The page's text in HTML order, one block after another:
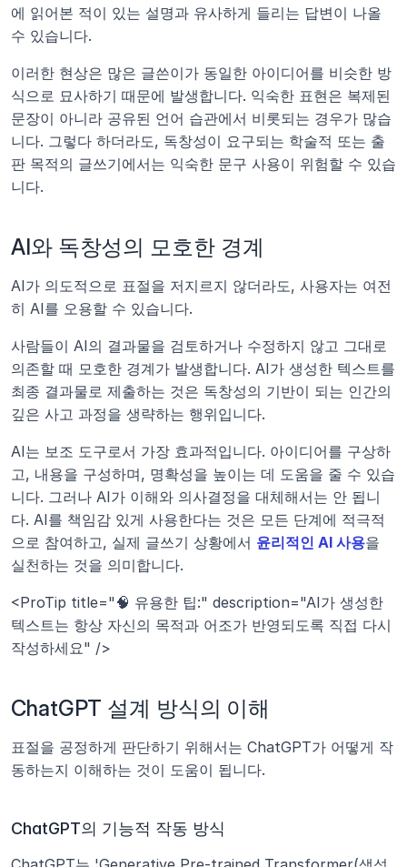
에 읽어본 적이 있는 설명과 유사하게 들리는 답변이 나올
수 있습니다.
이러한 현상은 많은 글쓴이가 동일한 아이디어를 비슷한 방
식으로 묘사하기 때문에 발생합니다. 익숙한 표현은 복제된
문장이 아니라 공유된 언어 습관에서 비롯되는 경우가 많습
니다. 그렇다 하더라도, 독창성이 요구되는 학술적 또는 출
판 목적의 글쓰기에서는 익숙한 문구 사용이 위험할 수 있습
니다.
AI와 독창성의 모호한 경계
AI가 의도적으로 표절을 저지르지 않더라도, 사용자는 여전
히 AI를 오용할 수 있습니다.
사람들이 AI의 결과물을 검토하거나 수정하지 않고 그대로
의존할 때 모호한 경계가 발생합니다. AI가 생성한 텍스트를
최종 결과물로 제출하는 것은 독창성의 기반이 되는 인간의
깊은 사고 과정을 생략하는 행위입니다.
AI는 보조 도구로서 가장 효과적입니다. 아이디어를 구상하
고, 내용을 구성하며, 명확성을 높이는 데 도움을 줄 수 있습
니다. 그러나 AI가 이해와 의사결정을 대체해서는 안 됩니
다. AI를 책임감 있게 사용한다는 것은 모든 단계에 적극적
으로 참여하고, 실제 글쓰기 상황에서 윤리적인 AI 사용을
실천하는 것을 의미합니다.
<ProTip title="🧠 유용한 팁:" description="AI가 생성한
텍스트는 항상 자신의 목적과 어조가 반영되도록 직접 다시
작성하세요" />
ChatGPT 설계 방식의 이해
표절을 공정하게 판단하기 위해서는 ChatGPT가 어떻게 작
동하는지 이해하는 것이 도움이 됩니다.
ChatGPT의 기능적 작동 방식